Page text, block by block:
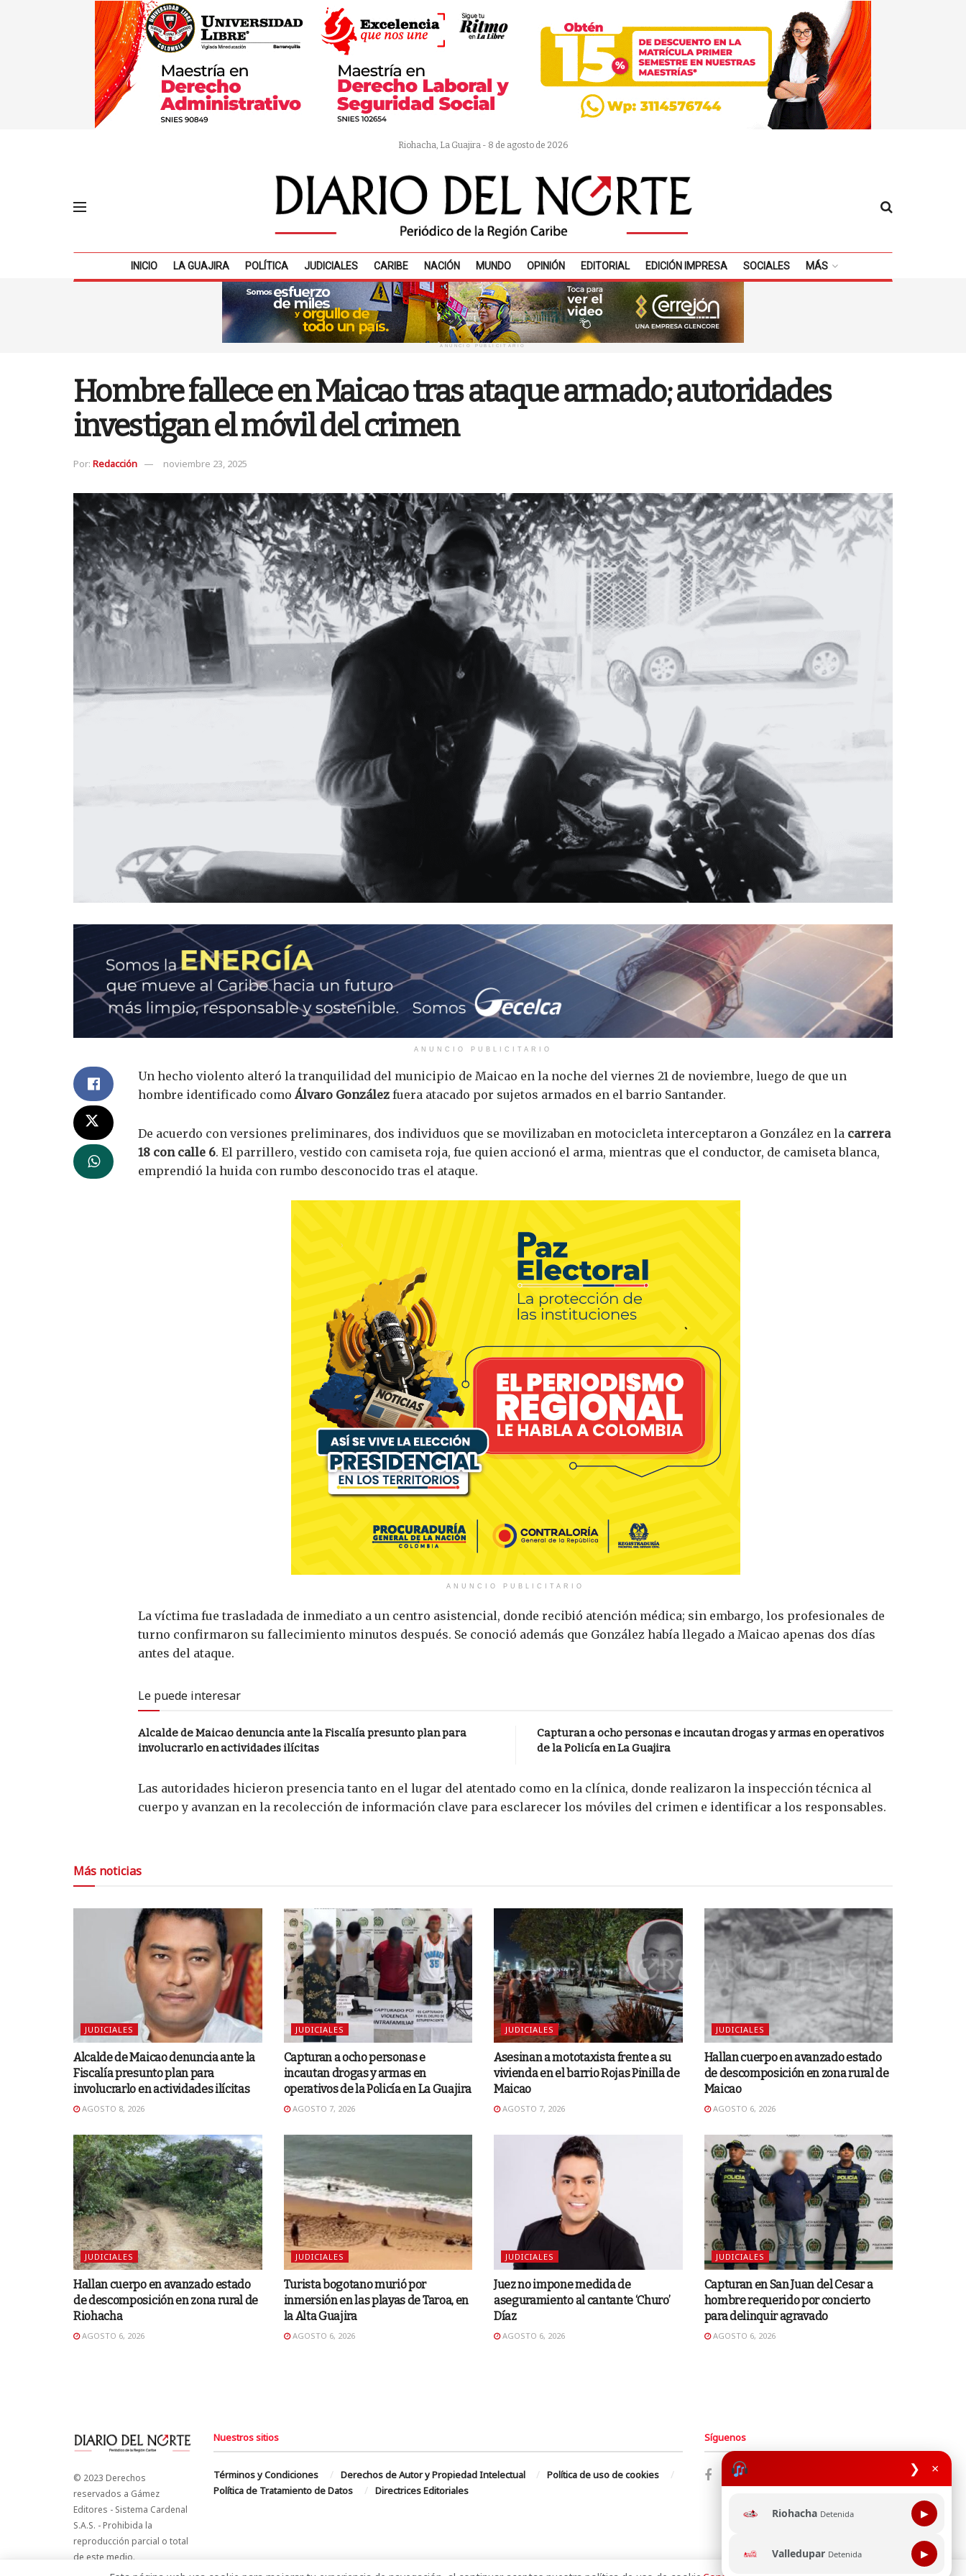
❯ ×
Riohacha Detenida ▶
Valledupar Detenida ▶
Riohacha, La Guajira - 8 de agosto de 2026
INICIO LA GUAJIRA POLÍTICA JUDICIALES CARIBE NACIÓN MUNDO OPINIÓN EDITORIAL EDICIÓN IMPRESA SOCIALES MÁS
ANUNCIO PUBLICITARIO
Hombre fallece en Maicao tras ataque armado; autoridades
investigan el móvil del crimen
Por: Redacción noviembre 23, 2025
ANUNCIO PUBLICITARIO
Un hecho violento alteró la tranquilidad del municipio de Maicao en la noche del viernes 21 de noviembre, luego de que un
hombre identificado como Álvaro González fuera atacado por sujetos armados en el barrio Santander.
De acuerdo con versiones preliminares, dos individuos que se movilizaban en motocicleta interceptaron a González en la carrera
18 con calle 6. El parrillero, vestido con camiseta roja, fue quien accionó el arma, mientras que el conductor, de camiseta blanca,
emprendió la huida con rumbo desconocido tras el ataque.
ANUNCIO PUBLICITARIO
La víctima fue trasladada de inmediato a un centro asistencial, donde recibió atención médica; sin embargo, los profesionales de
turno confirmaron su fallecimiento minutos después. Se conoció además que González había llegado a Maicao apenas dos días
antes del ataque.
Le puede interesar
Alcalde de Maicao denuncia ante la Fiscalía presunto plan para
involucrarlo en actividades ilícitas
Capturan a ocho personas e incautan drogas y armas en operativos
de la Policía en La Guajira
Las autoridades hicieron presencia tanto en el lugar del atentado como en la clínica, donde realizaron la inspección técnica al
cuerpo y avanzan en la recolección de información clave para esclarecer los móviles del crimen e identificar a los responsables.
Más noticias
JUDICIALES
Alcalde de Maicao denuncia ante la
Fiscalía presunto plan para
involucrarlo en actividades ilícitas
AGOSTO 8, 2026
JUDICIALES
Capturan a ocho personas e
incautan drogas y armas en
operativos de la Policía en La Guajira
AGOSTO 7, 2026
JUDICIALES
Asesinan a mototaxista frente a su
vivienda en el barrio Rojas Pinilla de
Maicao
AGOSTO 7, 2026
JUDICIALES
Hallan cuerpo en avanzado estado
de descomposición en zona rural de
Maicao
AGOSTO 6, 2026
JUDICIALES
Hallan cuerpo en avanzado estado
de descomposición en zona rural de
Riohacha
AGOSTO 6, 2026
JUDICIALES
Turista bogotano murió por
inmersión en las playas de Taroa, en
la Alta Guajira
AGOSTO 6, 2026
JUDICIALES
Juez no impone medida de
aseguramiento al cantante ‘Churo’
Díaz
AGOSTO 6, 2026
JUDICIALES
Capturan en San Juan del Cesar a
hombre requerido por concierto
para delinquir agravado
AGOSTO 6, 2026
© 2023 Derechos
reservados a Gámez
Editores - Sistema Cardenal
S.A.S. - Prohibida la
reproducción parcial o total
de este medio.
Nuestros sitios
Términos y Condiciones Derechos de Autor y Propiedad Intelectual
Política de uso de cookies
Política de Tratamiento de Datos
Directrices Editoriales
Síguenos